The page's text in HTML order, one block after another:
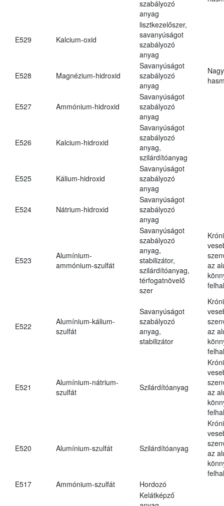
szabályozó
anyag
E529 Kalcium-oxid
lisztkezelőszer,
savanyúságot
szabályozó
anyag
E528 Magnézium-hidroxid
Savanyúságot
szabályozó
anyag
E527 Ammónium-hidroxid
Savanyúságot
szabályozó
anyag
E526 Kalcium-hidroxid
Savanyúságot
szabályozó
anyag,
szilárdítóanyag
E525 Kálium-hidroxid
Savanyúságot
szabályozó
anyag
E524 Nátrium-hidroxid
Savanyúságot
szabályozó
anyag
E523
Alumínium-
ammónium-szulfát
Savanyúságot
szabályozó
anyag,
stabilizátor,
szilárdítóanyag,
térfogatnövelő
szer
az
E522
Alumínium-kálium-
szulfát
Savanyúságot
szabályozó
anyag,
stabilizátor
az
E521
Alumínium-nátrium-
szulfát
Szilárdítóanyag
az
E520 Alumínium-szulfát Szilárdítóanyag
az
E517
Ammónium-szulfát
Hordozó
Kelátképző